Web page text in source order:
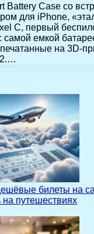
Battery Case со
для iPhone,
C, первый
емкой
на 3D-
билеты на
на путешествиях